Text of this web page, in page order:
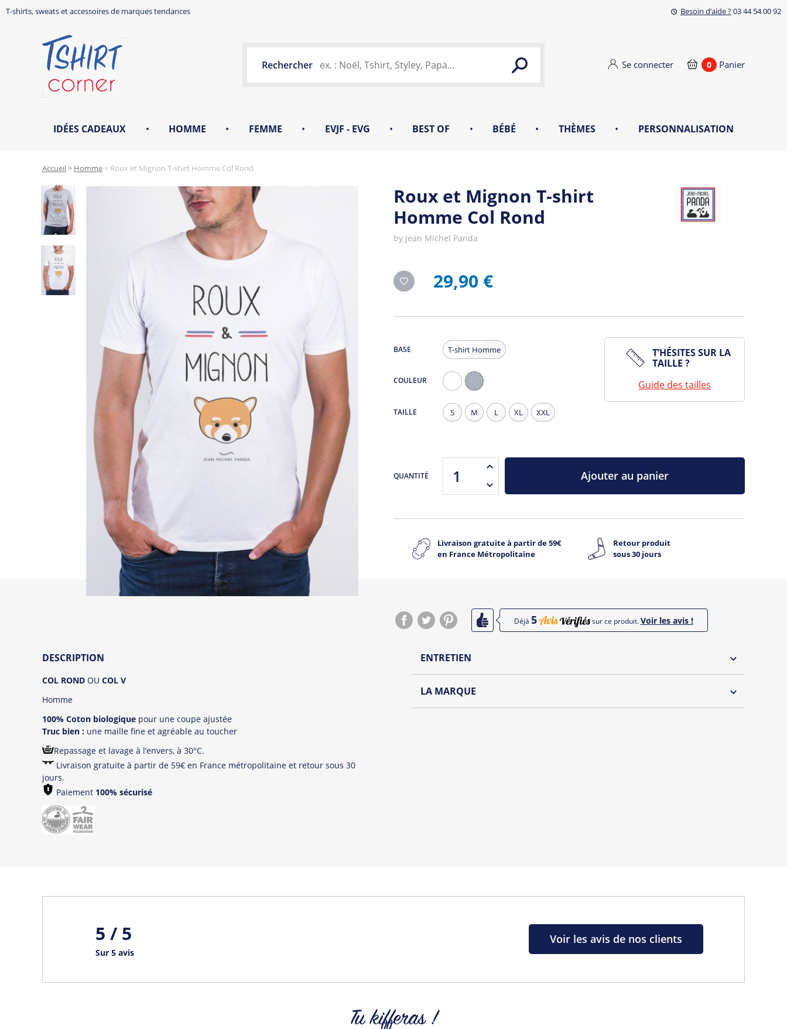
T-shirts, sweats et accessoires de marques tendances Besoin d’aide ?03 44 54 00 92
Rechercher Se connecter 0 Panier
IDÉES CADEAUX • HOMME • FEMME • EVJF - EVG • BEST OF • BÉBÉ • THÈMES • PERSONNALISATION
Accueil> Homme > Roux et Mignon T-shirt Homme Col Rond
Roux et Mignon T-shirt
Homme Col Rond
by Jean Michel Panda
29,90 €
BASE T-shirt Homme
COULEUR
Chiné
TAILLE S M L XL XXL
T’HÉSITES SUR LA
TAILLE ?
Guide des tailles
QUANTITÉ Ajouter au panier
Livraison gratuite à partir de 59€
en France Métropolitaine
Retour produit
sous 30 jours
Déjà 5 sur ce produit.Voir les avis !
DESCRIPTION
COL ROND OU COL V
Homme
100% Coton biologique pour une coupe ajustée
Truc bien : une maille fine et agréable au toucher
Repassage et lavage à l’envers, à 30°C.
Livraison gratuite à partir de 59€ en France métropolitaine et retour sous 30
jours.
Paiement 100% sécurisé
ENTRETIEN
LA MARQUE
5 / 5
Sur 5 avis
Voir les avis de nos clients
Tu kifferas !